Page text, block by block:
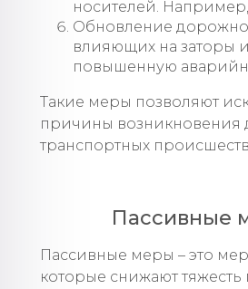
носителей.
Обновление
влияющих на заторы
повышенную
Такие меры позволяют
причины возникновения
транспортных
Пассивные
Пассивные меры – это
которые снижают тяжесть